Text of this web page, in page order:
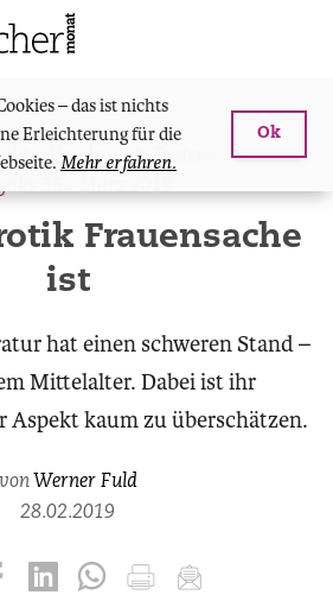
– das ist nichts
Erleichterung für die
Mehr erfahren.
Ok
«Verklemmte Tasten»
Frauensache
ist
hat einen schweren Stand –
Mittelalter. Dabei ist ihr
Aspekt kaum zu überschätzen.
von Werner Fuld
28.02.2019
liken teilen teilen drucken